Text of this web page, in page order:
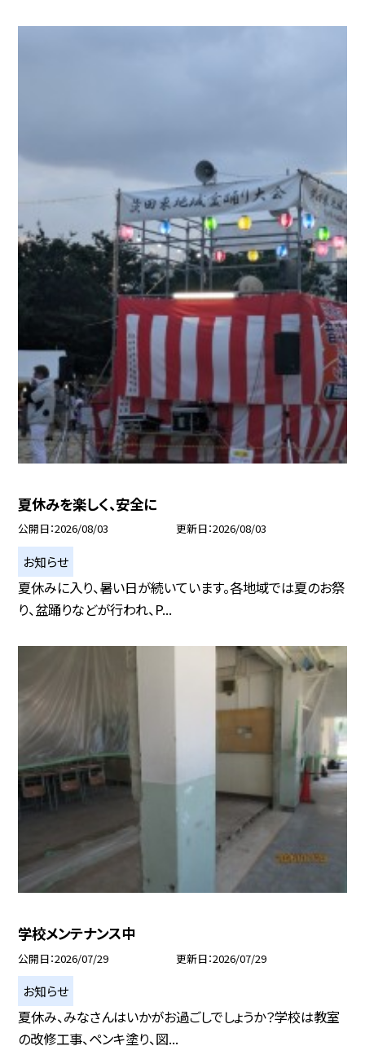
夏休みを楽しく、安全に
公開日 2026/08/03 更新日 2026/08/03
お知らせ
夏休みに入り、暑い日が続いています。各地域では夏のお祭
り、盆踊りなどが行われ、P...
学校メンテナンス中
公開日 2026/07/29 更新日 2026/07/29
お知らせ
夏休み、みなさんはいかがお過ごしでしょうか？学校は教室
の改修工事、ペンキ塗り、図...